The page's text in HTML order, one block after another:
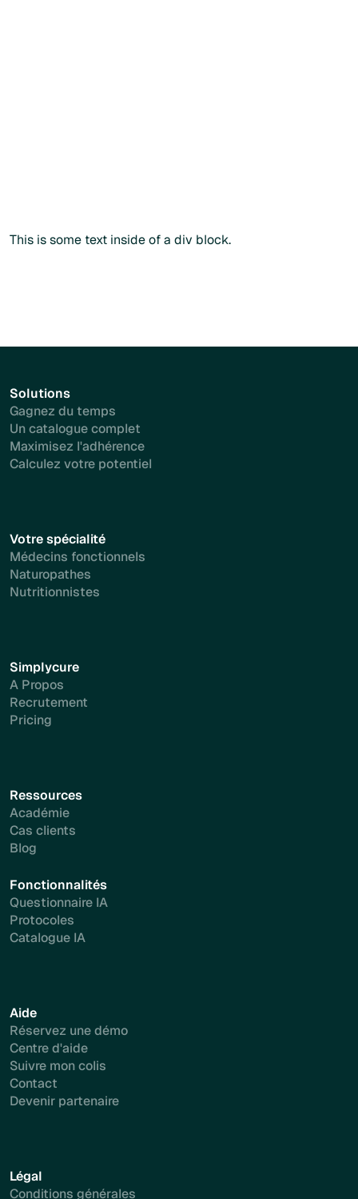
This is some text inside of a div block.
Solutions
Gagnez du temps
Un catalogue complet
Maximisez l'adhérence
Calculez votre potentiel
Votre spécialité
Médecins fonctionnels
Naturopathes
Nutritionnistes
Simplycure
A Propos
Recrutement
Pricing
Ressources
Académie
Cas clients
Blog
Fonctionnalités
Questionnaire IA
Protocoles
Catalogue IA
Aide
Réservez une démo
Centre d'aide
Suivre mon colis
Contact
Devenir partenaire
Légal
Conditions générales